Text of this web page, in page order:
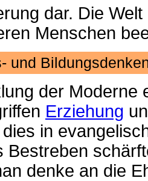
dar. Die
Menschen
und
der Moderne
Erziehung
in
Bestreben
denke an die